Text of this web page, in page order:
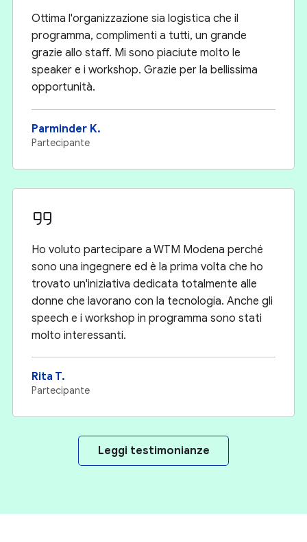
Ottima l'organizzazione sia logistica che il
programma, complimenti a tutti, un grande
grazie allo staff. Mi sono piaciute molto le
speaker e i workshop. Grazie per la bellissima
opportunità.
Parminder K.
Partecipante
Ho voluto partecipare a WTM Modena perché
sono una ingegnere ed è la prima volta che ho
trovato un'iniziativa dedicata totalmente alle
donne che lavorano con la tecnologia. Anche gli
speech e i workshop in programma sono stati
molto interessanti.
Rita T.
Partecipante
Leggi testimonianze